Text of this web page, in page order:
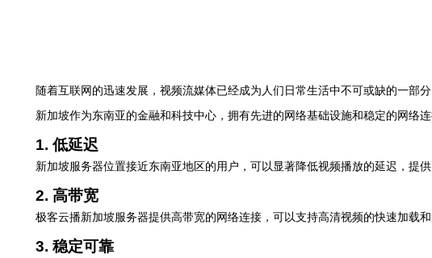
随着互联网的迅速发展，视频流媒体已经成为人们日常生活中不可或缺的一部
新加坡作为东南亚的金融和科技中心，拥有先进的网络基础设施和稳定的网络
1. 低延迟
新加坡服务器位置接近东南亚地区的用户，可以显著降低视频播放的延迟，提供
2. 高带宽
极客云播新加坡服务器提供高带宽的网络连接，可以支持高清视频的快速加载和
3. 稳定可靠